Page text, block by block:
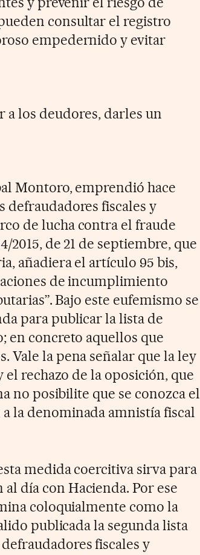
consultar el registro
empedernido y evitar
a los deudores, darles un
Montoro, emprendió hace
defraudadores fiscales y
de lucha contra el fraude
de 21 de septiembre, que
añadiera el artículo 95 bis,
de incumplimiento
Bajo este eufemismo se
para publicar la lista de
en concreto aquellos que
Vale la pena señalar que la ley
rechazo de la oposición, que
no posibilite que se conozca el
la denominada amnistía fiscal
medida coercitiva sirva para
día con Hacienda. Por ese
coloquialmente como la
publicada la segunda lista
fiscales y